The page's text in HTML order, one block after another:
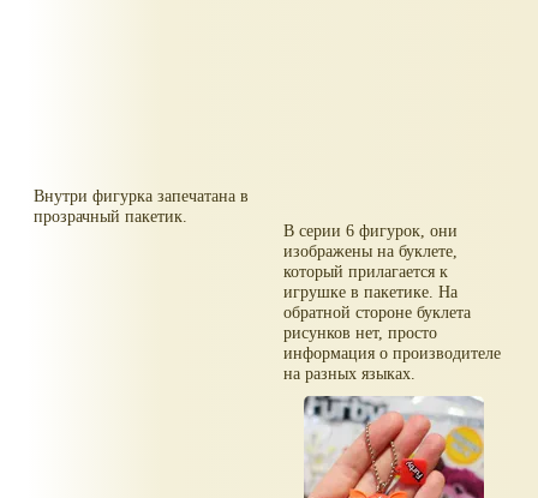
Внутри фигурка запечатана в
прозрачный пакетик.
В серии 6 фигурок, они
изображены на буклете,
который прилагается к
игрушке в пакетике. На
обратной стороне буклета
рисунков нет, просто
информация о производителе
на разных языках.